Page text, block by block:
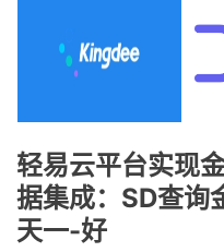
轻易云平台实现
据集成：SD查询
天一-好